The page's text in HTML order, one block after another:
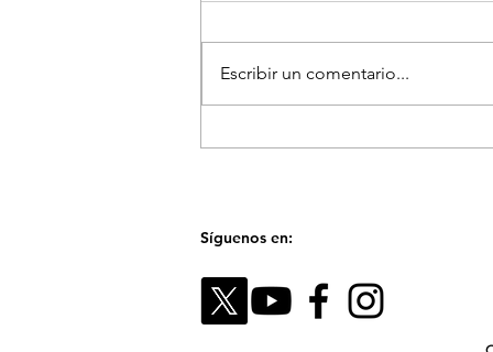
Escribir un comentario...
Síguenos en: